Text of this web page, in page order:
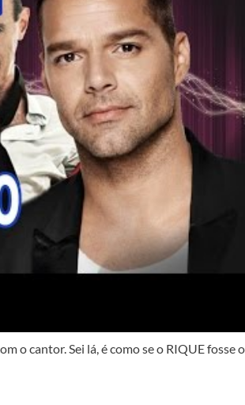
o cantor. Sei lá, é como se o RIQUE fosse o